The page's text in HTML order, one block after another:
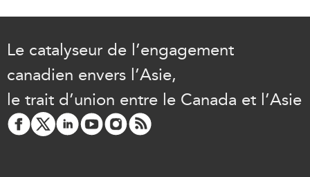
Le catalyseur de l’engagement
canadien envers l’Asie,
le trait d’union entre le Canada et l’Asie